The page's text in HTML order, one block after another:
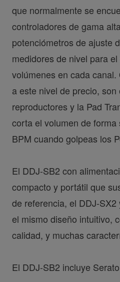
que normalmente se
controladores de gama
potenciómetros de ajuste
medidores de nivel para
volúmenes en cada
a este nivel de precio,
reproductores y la Pad
corta el volumen de
BPM cuando golpeas los
El DDJ-SB2 con
compacto y portátil que
de referencia, el DDJ-
el mismo diseño intuitivo,
calidad, y muchas
El DDJ-SB2 incluye